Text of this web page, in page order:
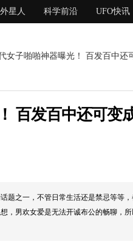
外星人 科学前沿 UFO快讯
女子啪啪神器曝光！ 百发百中还
百发百中还可变
题之一，不管日常生活还是禁忌等等
，男欢女爱是无法开诚布公的畅聊，